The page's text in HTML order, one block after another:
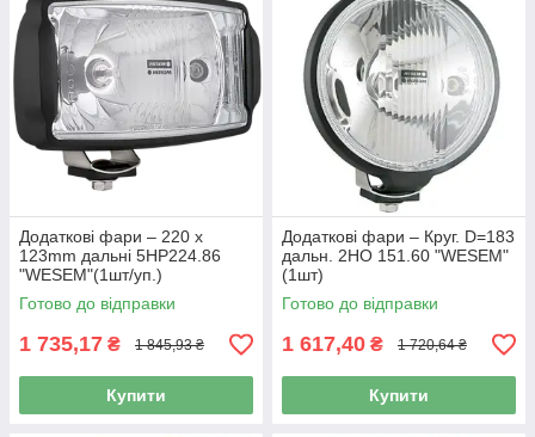
Додаткові фари – 220 х
123mm дальні 5НР224.86
"WESEM"(1шт/уп.)
Готово до відправки
1 735,17 ₴ 1 845,93 ₴
Купити
Додаткові фари – Круг. D=183
дальн. 2НО 151.60 "WESEM"
(1шт)
Готово до відправки
1 617,40 ₴ 1 720,64 ₴
Купити